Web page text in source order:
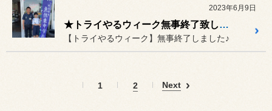
2023年6月9日
★トライやるウィーク無事終了致しました★
【トライやるウィーク】無事終了しました♪
1 2 Next